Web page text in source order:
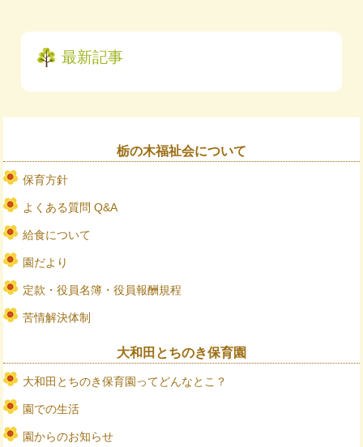
最新記事
栃の木福祉会について
保育方針
よくある質問 Q&A
給食について
園だより
定款・役員名簿・役員報酬規程
苦情解決体制
大和田とちのき保育園
大和田とちのき保育園ってどんなとこ？
園での生活
園からのお知らせ